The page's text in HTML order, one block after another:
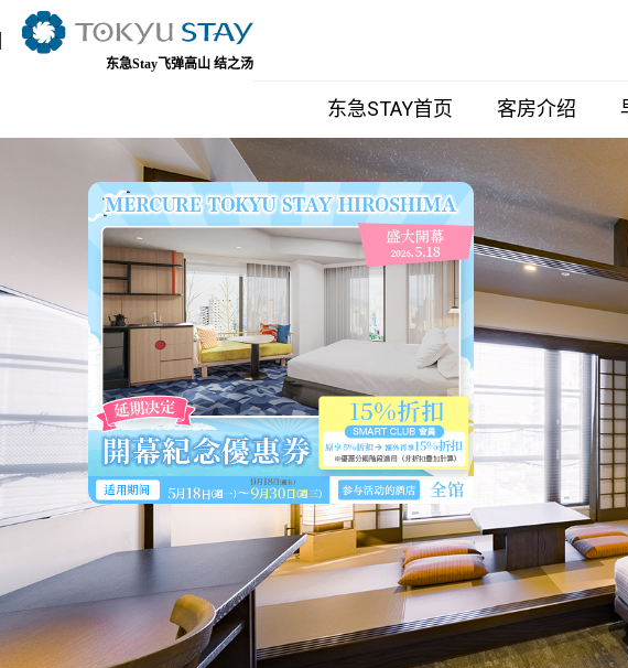
东急Stay飞弹高山 结之汤
银座、筑地、新桥地区
东急STAY银座
东急STAY筑地
东急STAY新桥
涩谷、青山、目黑、世田谷地
东急STAY涩谷
东急STAY涩谷 新南口
东急STAY涩谷 惠比寿
(Opening 2026.3.17)
东急STAY青山PREMIER
东急STAY目黑、祐天寺
东急STAY用贺
品川、五反田、蒲田地区
东急STAY高轮
东急STAY五反田
东急STAY蒲田
水道桥、日本桥、门前仲町
东急STAY水道桥
东急STAY日本桥
东急STAY门前仲町
东急STAY首页 客房介绍